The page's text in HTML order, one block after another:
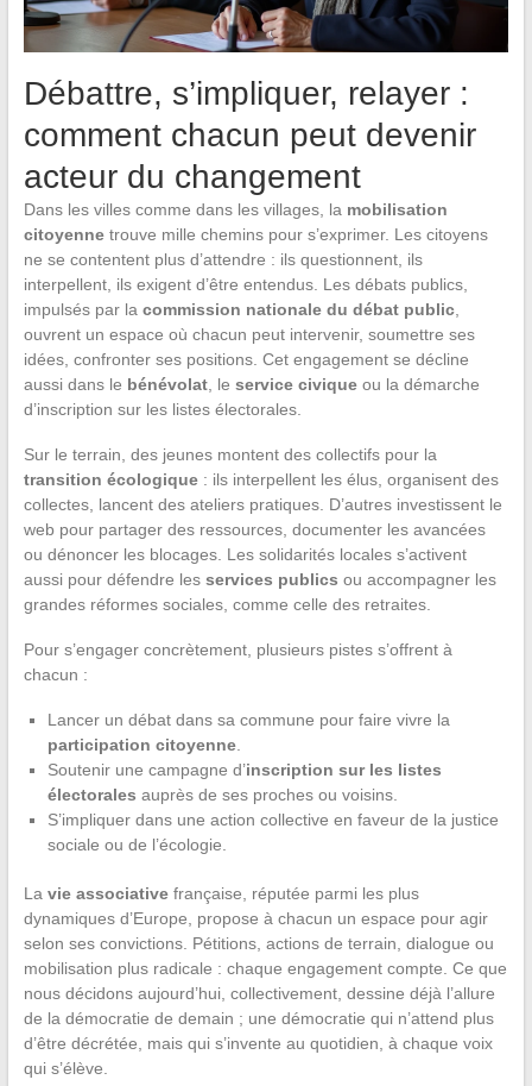
Débattre, s’impliquer, relayer :
comment chacun peut devenir
acteur du changement
Dans les villes comme dans les villages, la mobilisation
citoyennetrouve mille chemins pour s’exprimer. Les citoyens
ne se contentent plus d’attendre : ils questionnent, ils
interpellent, ils exigent d’être entendus. Les débats publics,
impulsés par la commission nationale du débat public,
ouvrent un espace où chacun peut intervenir, soumettre ses
idées, confronter ses positions. Cet engagement se décline
aussi dans le bénévolat, le service civiqueou la démarche
d’inscription sur les listes électorales.
Sur le terrain, des jeunes montent des collectifs pour la
transition écologique: ils interpellent les élus, organisent des
collectes, lancent des ateliers pratiques. D’autres investissent le
web pour partager des ressources, documenter les avancées
ou dénoncer les blocages. Les solidarités locales s’activent
aussi pour défendre les services publics ou accompagner les
grandes réformes sociales, comme celle des retraites.
Pour s’engager concrètement, plusieurs pistes s’offrent à
chacun :
Lancer un débat dans sa commune pour faire vivre la
participation citoyenne.
Soutenir une campagne d’inscription sur les listes
électorales auprès de ses proches ou voisins.
S’impliquer dans une action collective en faveur de la justice
sociale ou de l’écologie.
La vie associativefrançaise, réputée parmi les plus
dynamiques d’Europe, propose à chacun un espace pour agir
selon ses convictions. Pétitions, actions de terrain, dialogue ou
mobilisation plus radicale : chaque engagement compte. Ce que
nous décidons aujourd’hui, collectivement, dessine déjà l’allure
de la démocratie de demain ; une démocratie qui n’attend plus
d’être décrétée, mais qui s’invente au quotidien, à chaque voix
qui s’élève.